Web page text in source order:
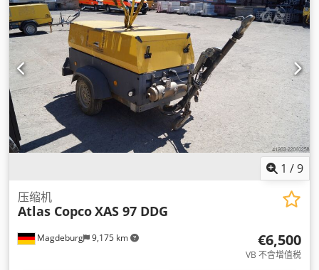
1 /9
Magdeburg 9,175 km
压缩机
Atlas CopcoXAS 97 DDG
€6,500
VB 不含增值税